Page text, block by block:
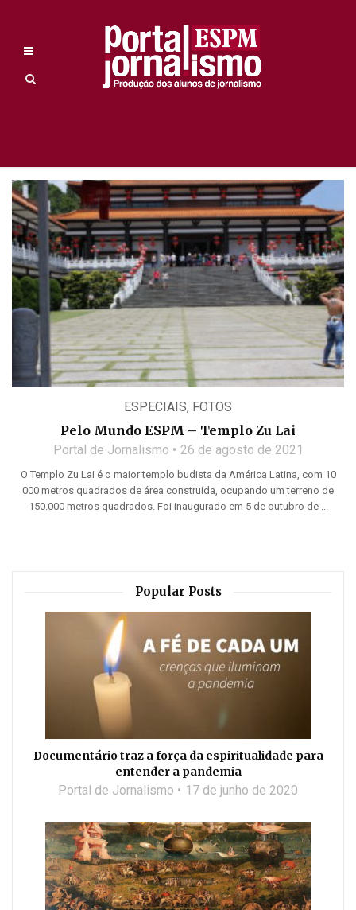
ESPECIAIS, FOTOS
Pelo Mundo ESPM – Templo Zu Lai
Portal de Jornalismo 26 de agosto de 2021
O Templo Zu Lai é o maior templo budista da América Latina, com 10
000 metros quadrados de área construída, ocupando um terreno de
150.000 metros quadrados. Foi inaugurado em 5 de outubro de ...
Popular Posts
Documentário traz a força da espiritualidade para
entender a pandemia
Portal de Jornalismo 17 de junho de 2020